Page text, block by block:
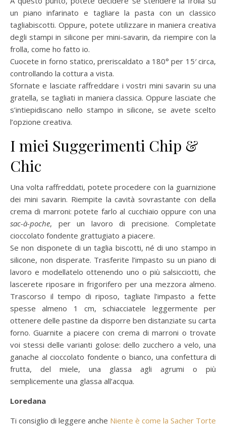
un piano infarinato e tagliare la pasta con un classico
tagliabiscotti. Oppure, potete utilizzare in maniera creativa
degli stampi in silicone per mini-savarin, da riempire con la
frolla, come ho fatto io.
Cuocete in forno statico, preriscaldato a 180° per 15′ circa,
controllando la cottura a vista.
Sfornate e lasciate raffreddare i vostri mini savarin su una
gratella, se tagliati in maniera classica. Oppure lasciate che
s’intiepidiscano nello stampo in silicone, se avete scelto
l’opzione creativa.
I miei Suggerimenti Chip &
Chic
Una volta raffreddati, potete procedere con la guarnizione
dei mini savarin. Riempite la cavità sovrastante con della
crema di marroni: potete farlo al cucchiaio oppure con una
sac-à-poche, per un lavoro di precisione. Completate
cioccolato fondente grattugiato a piacere.
Se non disponete di un taglia biscotti, né di uno stampo in
silicone, non disperate. Trasferite l’impasto su un piano di
lavoro e modellatelo ottenendo uno o più salsicciotti, che
lascerete riposare in frigorifero per una mezzora almeno.
Trascorso il tempo di riposo, tagliate l’impasto a fette
spesse almeno 1 cm, schiacciatele leggermente per
ottenere delle pastine da disporre ben distanziate su carta
forno. Guarnite a piacere con crema di marroni o trovate
voi stessi delle varianti golose: dello zucchero a velo, una
ganache al cioccolato fondente o bianco, una confettura di
frutta, del miele, una glassa agli agrumi o più
semplicemente una glassa all’acqua.
Loredana
Ti consiglio di leggere anche Niente è come la Sacher Torte